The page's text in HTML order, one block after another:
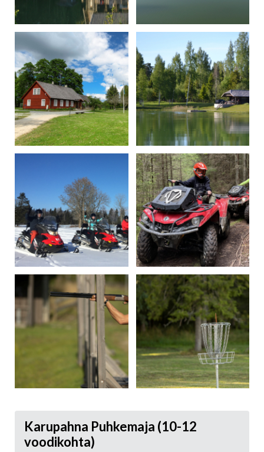
Karupahna Puhkemaja (10-12
voodikohta)